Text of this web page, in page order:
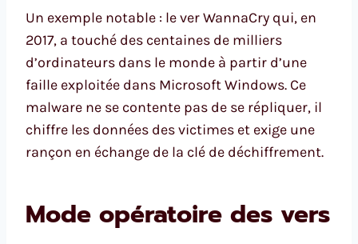
Un exemple notable : le ver WannaCry qui, en
2017, a touché des centaines de milliers
d’ordinateurs dans le monde à partir d’une
faille exploitée dans Microsoft Windows. Ce
malware ne se contente pas de se répliquer, il
chiffre les données des victimes et exige une
rançon en échange de la clé de déchiffrement.
Mode opératoire des vers